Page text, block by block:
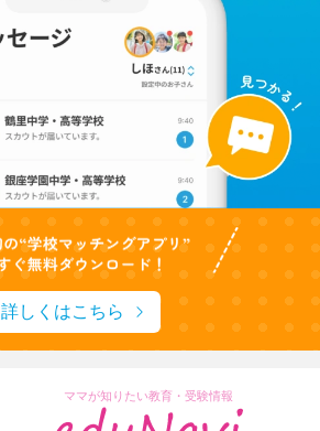
詳しくはこちら
ママが知りたい教育・受験情報